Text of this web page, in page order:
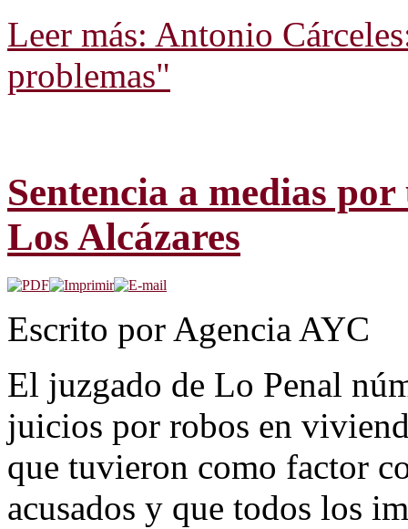
Leer más: Antonio
problemas"
Sentencia a medias
Los Alcázares
Escrito por Agencia AYC
El juzgado de Lo Penal
juicios por robos en
que tuvieron como factor
acusados y que todos los